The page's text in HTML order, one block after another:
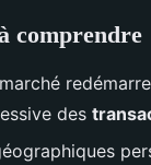
comprendre
des